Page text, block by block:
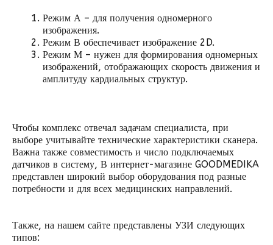
Режим А – для получения одномерного
изображения.
Режим В обеспечивает изображение 2D.
Режим М – нужен для формирования одномерных
изображений, отображающих скорость движения и
амплитуду кардиальных структур.
Чтобы комплекс отвечал задачам специалиста, при
выборе учитывайте технические характеристики сканера.
Важна также совместимость и число подключаемых
датчиков в систему, В интернет-магазине GOODMEDIKA
представлен широкий выбор оборудования под разные
потребности и для всех медицинских направлений.
Также, на нашем сайте представлены УЗИ следующих
типов: